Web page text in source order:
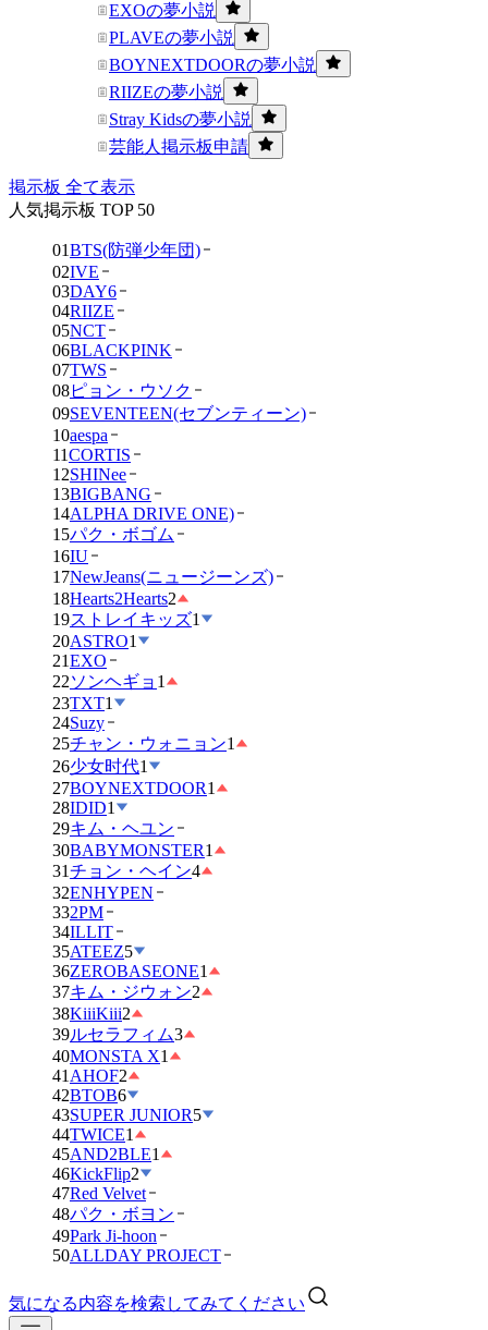
EXOの夢小説
PLAVEの夢小説
BOYNEXTDOORの夢小説
RIIZEの夢小説
Stray Kidsの夢小説
芸能人掲示板申請
掲示板 全て表示
人気掲示板 TOP 50
01BTS(防弾少年団)
02IVE
03DAY6
04RIIZE
05NCT
06BLACKPINK
07TWS
08ピョン・ウソク
09SEVENTEEN(セブンティーン)
10aespa
11CORTIS
12SHINee
13BIGBANG
14ALPHA DRIVE ONE)
15パク・ボゴム
16IU
17NewJeans(ニュージーンズ)
18Hearts2Hearts2
19ストレイキッズ1
20ASTRO1
21EXO
22ソンヘギョ 1
23TXT1
24Suzy
25チャン・ウォニョン1
26少女时代1
27BOYNEXTDOOR1
28IDID1
29キム・ヘユン
30BABYMONSTER1
31チョン・ヘイン4
32ENHYPEN
332PM
34ILLIT
35ATEEZ5
36ZEROBASEONE1
37キム・ジウォン2
38KiiiKiii2
39ルセラフィム3
40MONSTA X1
41 AHOF2
42BTOB6
43SUPER JUNIOR5
44TWICE1
45AND2BLE1
46KickFlip2
47Red Velvet
48パク・ボヨン
49Park Ji-hoon
50ALLDAY PROJECT
気になる内容を検索してみてください